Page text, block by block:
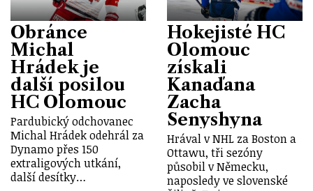
Obránce
Michal
Hrádek je
další posilou
HC Olomouc
Pardubický odchovanec
Michal Hrádek odehrál za
Dynamo přes 150
extraligových utkání,
další desítky…
Hokejisté HC
Olomouc
získali
Kanaďana
Zacha
Senyshyna
Hrával v NHL za Boston a
Ottawu, tři sezóny
působil v Německu,
naposledy ve slovenské